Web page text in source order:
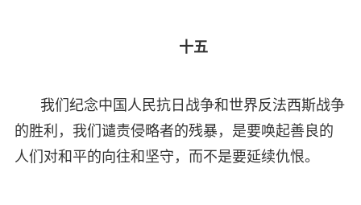
十五
我们纪念中国人民抗日战争和世界反法西斯战争
的胜利，我们谴责侵略者的残暴，是要唤起善良的
人们对和平的向往和坚守，而不是要延续仇恨。